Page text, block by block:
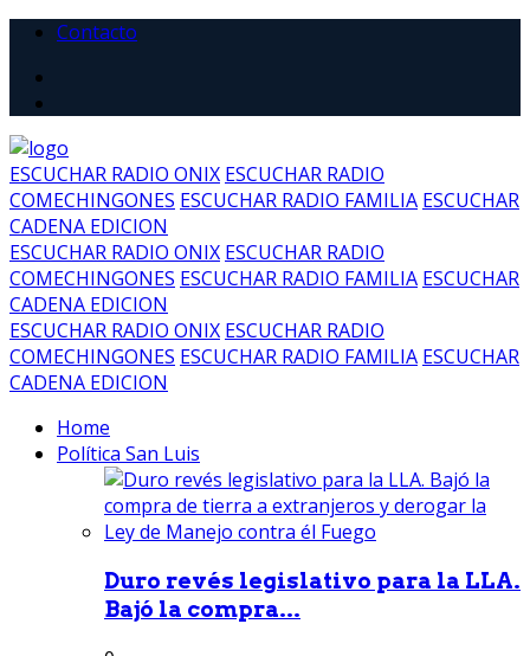
Contacto
ESCUCHAR RADIO ONIX ESCUCHAR RADIO
COMECHINGONES ESCUCHAR RADIO FAMILIA ESCUCHAR
CADENA EDICION
ESCUCHAR RADIO ONIX ESCUCHAR RADIO
COMECHINGONES ESCUCHAR RADIO FAMILIA ESCUCHAR
CADENA EDICION
ESCUCHAR RADIO ONIX ESCUCHAR RADIO
COMECHINGONES ESCUCHAR RADIO FAMILIA ESCUCHAR
CADENA EDICION
Home
Política San Luis
Duro revés legislativo para la LLA.
Bajó la compra...